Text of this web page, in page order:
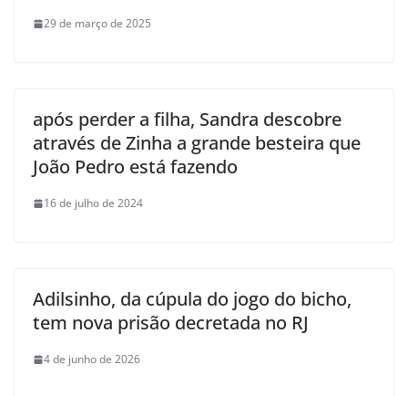
29 de março de 2025
após perder a filha, Sandra descobre
através de Zinha a grande besteira que
João Pedro está fazendo
16 de julho de 2024
Adilsinho, da cúpula do jogo do bicho,
tem nova prisão decretada no RJ
4 de junho de 2026